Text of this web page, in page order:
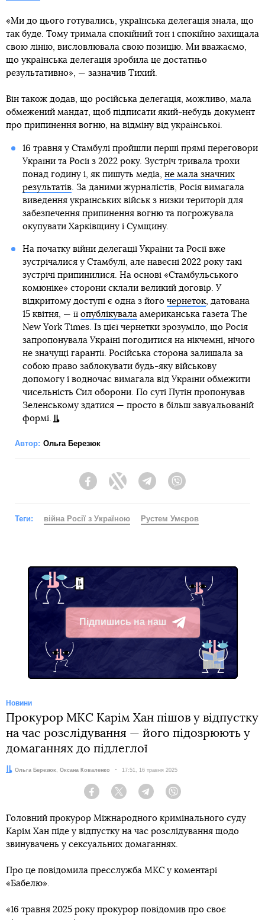
«Ми до цього готувались, українська делегація знала, що
так буде. Тому тримала спокійний тон і спокійно захищала
свою лінію, висловлювала свою позицію. Ми вважаємо,
що українська делегація зробила це достатньо
результативно», — зазначив Тихий.
Він також додав, що російська делегація, можливо, мала
обмежений мандат, щоб підписати який-небудь документ
про припинення вогню, на відміну від української.
16 травня у Стамбулі пройшли перші прямі переговори
України та Росії з 2022 року. Зустріч тривала трохи
понад годину і, як пишуть медіа, не мала значних
результатів. За даними журналістів, Росія вимагала
виведення українських військ з низки території для
забезпечення припинення вогню та погрожувала
окупувати Харківщину і Сумщину.
На початку війни делегації України та Росії вже
зустрічалися у Стамбулі, але навесні 2022 року такі
зустрічі припинилися. На основі «Стамбульського
комюніке» сторони склали великий договір. У
відкритому доступі є одна з його чернеток, датована
15 квітня, — її опублікувала американська газета The
New York Times. Із цієї чернетки зрозуміло, що Росія
запропонувала Україні погодитися на нікчемні, нічого
не значущі гарантії. Російська сторона залишала за
собою право заблокувати будь-яку військову
допомогу і водночас вимагала від України обмежити
чисельність Сил оборони. По суті Путін пропонував
Зеленському здатися — просто в більш завуальованій
формі.
Автор: Ольга Березюк
FacebookTwitter Telegram
Теги: війна Росії з Україною Рустем Умєров
Підпишись на наш
Telegram
Новини
Прокурор МКС Карім Хан пішов у відпустку
на час розслідування — його підозрюють у
домаганнях до підлеглої
Автори:
Ольга Березюк Оксана Коваленко Дата:
17:51, 16 травня 2025
Facebook Twitter Telegram
Головний прокурор Міжнародного кримінального суду
Карім Хан піде у відпустку на час розслідування щодо
звинувачень у сексуальних домаганнях.
Про це повідомила пресслужба МКС у коментарі
«Бабелю».
«16 травня 2025 року прокурор повідомив про своє